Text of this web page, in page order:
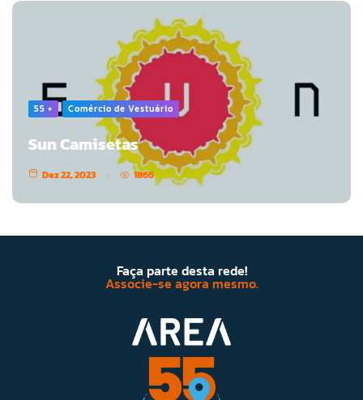
55 + Comércio de Vestuário
Sun Camisetas
Dez 22, 2023 1866
Faça parte desta rede!
Associe-se agora mesmo.